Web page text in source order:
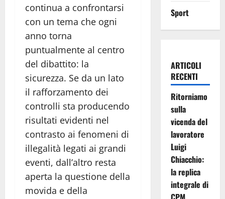
continua a confrontarsi
con un tema che ogni
anno torna
puntualmente al centro
del dibattito: la
sicurezza. Se da un lato
il rafforzamento dei
controlli sta producendo
risultati evidenti nel
contrasto ai fenomeni di
illegalità legati ai grandi
eventi, dall’altro resta
aperta la questione della
movida e della
Sport
ARTICOLI
RECENTI
Ritorniamo
sulla
vicenda del
lavoratore
Luigi
Chiacchio:
la replica
integrale di